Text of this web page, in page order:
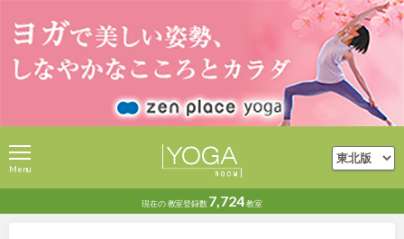
現在の教室登録数 7,724教室
Menu